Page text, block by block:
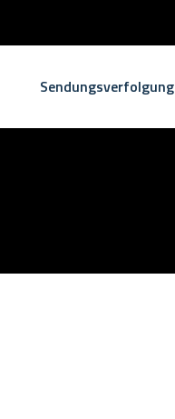
Sendungsverfolgung